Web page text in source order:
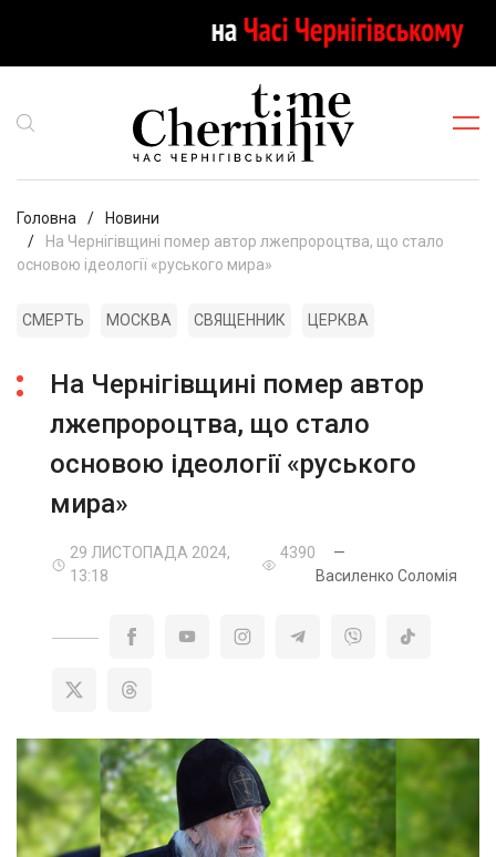
Головна
Новини
На Чернігівщині помер автор лжепророцтва, що стало
основою ідеології «руського мира»
СМЕРТЬ МОСКВА СВЯЩЕННИК ЦЕРКВА
На Чернігівщині помер автор
лжепророцтва, що стало
основою ідеології «руського
мира»
29 ЛИСТОПАДА 2024,
13:18
4390
—
Василенко Соломія